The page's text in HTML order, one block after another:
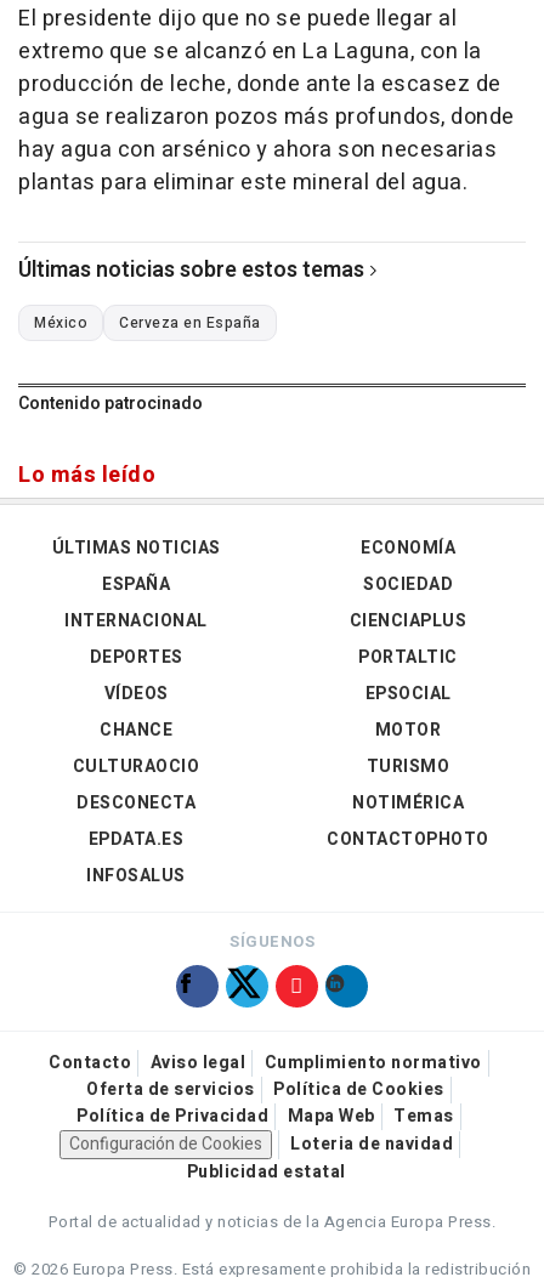
El presidente dijo que no se puede llegar al
extremo que se alcanzó en La Laguna, con la
producción de leche, donde ante la escasez de
agua se realizaron pozos más profundos, donde
hay agua con arsénico y ahora son necesarias
plantas para eliminar este mineral del agua.
Últimas noticias sobre estos temas
México Cerveza en España
Contenido patrocinado
Lo más leído
ÚLTIMAS NOTICIAS
ESPAÑA
INTERNACIONAL
DEPORTES
VÍDEOS
ECONOMÍA
SOCIEDAD
CIENCIAPLUS
PORTALTIC
EPSOCIAL
CHANCE
CULTURAOCIO
DESCONECTA
EPDATA.ES
INFOSALUS
MOTOR
TURISMO
NOTIMÉRICA
CONTACTOPHOTO
SÍGUENOS
Contacto Aviso legal
Cumplimiento normativo
Oferta de servicios
Política de Cookies
Política de Privacidad
Mapa Web
Temas
Configuración de Cookies
Loteria de navidad
Publicidad estatal
Portal de actualidad y noticias de la Agencia Europa Press.
© 2026 Europa Press. Está expresamente prohibida la redistribución